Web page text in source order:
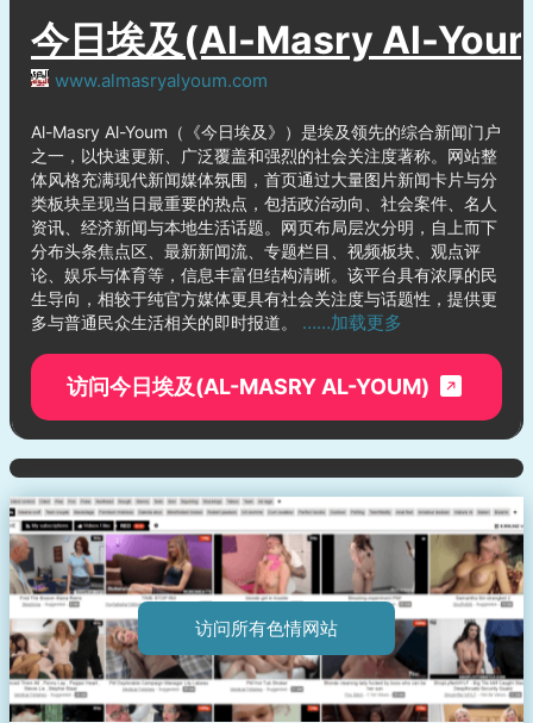
今日埃及(Al-Masry Al-
www.almasryalyoum.com
Al-Masry Al-Youm（《今日埃及》）是埃及领先的综合新闻门户
之一，以快速更新、广泛覆盖和强烈的社会关注度著称。网站整
体风格充满现代新闻媒体氛围，首页通过大量图片新闻卡片与分
类板块呈现当日最重要的热点，包括政治动向、社会案件、名人
资讯、经济新闻与本地生活话题。网页布局层次分明，自上而下
分布头条焦点区、最新新闻流、专题栏目、视频板块、观点评
论、娱乐与体育等，信息丰富但结构清晰。该平台具有浓厚的民
生导向，相较于纯官方媒体更具有社会关注度与话题性，提供更
多与普通民众生活相关的即时报道。 ……加载更多
访问今日埃及(AL-MASRY AL-YOUM)
访问所有色情网站